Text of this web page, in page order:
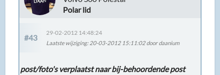
Polar lid
#43
29-02-2012 14:48:24
Laatste wijziging: 20-03-2012 15:11:02 door daanium
post/foto's verplaatst naar bij-behoordende post